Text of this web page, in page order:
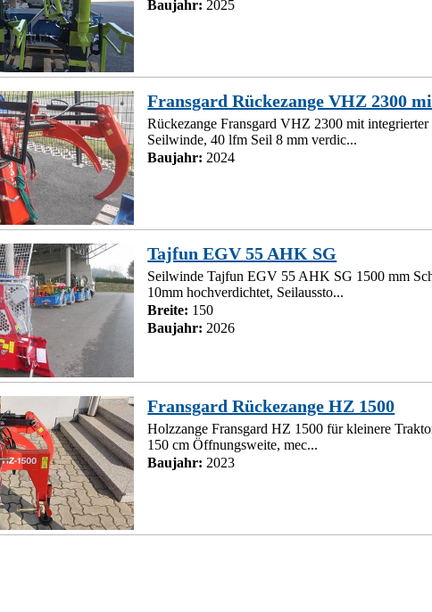
Baujahr: 2025
Fransgard Rückezange VHZ 2300
Rückezange Fransgard VHZ 2300 mit integrierter
Seilwinde, 40 lfm Seil 8 mm verdic...
Baujahr: 2024
Tajfun EGV 55 AHK SG
Seilwinde Tajfun EGV 55 AHK SG 1500 mm
10mm hochverdichtet, Seilaussto...
Breite: 150
Baujahr: 2026
Fransgard Rückezange HZ 1500
Holzzange Fransgard HZ 1500 für kleinere
150 cm Öffnungsweite, mec...
Baujahr: 2023